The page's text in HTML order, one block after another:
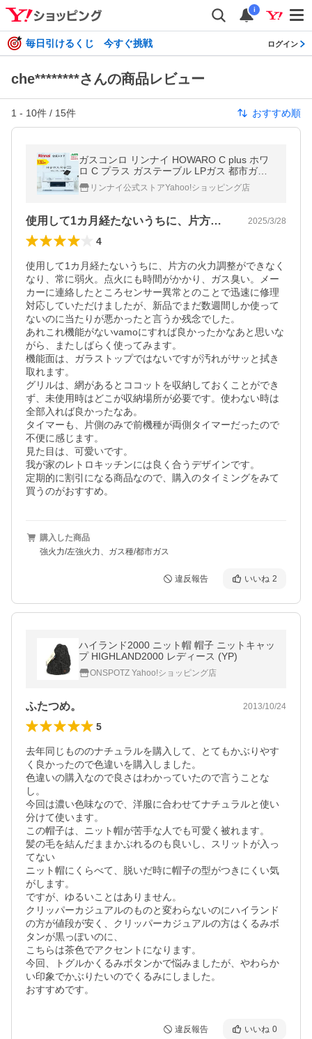
i
毎日引けるくじ 今すぐ挑戦 ログイン
che********さんの商品レビュー
1 - 10件 / 15件 おすすめ順
ガスコンロ リンナイ HOWARO C plus ホワ
ロ C プラス ガステーブル LPガス 都市ガス
プロパンガス 白いコンロ 2口 水無し両面焼
きグリル
リンナイ公式ストアYahoo!ショッピング店
使用して1カ月経たないうちに、片方の火… 2025/3/28
4
使用して1カ月経たないうちに、片方の火力調整ができなく
なり、常に弱火。点火にも時間がかかり、ガス臭い。メー
カーに連絡したところセンサー異常とのことで迅速に修理
対応していただけましたが、新品でまだ数週間しか使って
ないのに当たりが悪かったと言うか残念でした。
あれこれ機能がないvamoにすれば良かったかなあと思いな
がら、またしばらく使ってみます。
機能面は、ガラストップではないですが汚れがサッと拭き
取れます。
グリルは、網があるとココットを収納しておくことができ
ず、未使用時はどこが収納場所が必要です。使わない時は
全部入れば良かったなあ。
タイマーも、片側のみで前機種が両側タイマーだったので
不便に感じます。
見た目は、可愛いです。
我が家のレトロキッチンには良く合うデザインです。
定期的に割引になる商品なので、購入のタイミングをみて
買うのがおすすめ。
購入した商品
強火力/左強火力、ガス種/都市ガス
違反報告 いいね 2
ハイランド2000 ニット帽 帽子 ニットキャッ
プ HIGHLAND2000 レディース (YP)
ONSPOTZ Yahoo!ショッピング店
ふたつめ。 2013/10/24
5
去年同じもののナチュラルを購入して、とてもかぶりやす
く良かったので色違いを購入しました。
色違いの購入なので良さはわかっていたので言うことな
し。
今回は濃い色味なので、洋服に合わせてナチュラルと使い
分けて使います。
この帽子は、ニット帽が苦手な人でも可愛く被れます。
髪の毛を結んだままかぶれるのも良いし、スリットが入っ
てない
ニット帽にくらべて、脱いだ時に帽子の型がつきにくい気
がします。
ですが、ゆるいことはありません。
クリッパーカジュアルのものと変わらないのにハイランド
の方が値段が安く、クリッパーカジュアルの方はくるみボ
タンが黒っぽいのに、
こちらは茶色でアクセントになります。
今回、トグルかくるみボタンかで悩みましたが、やわらか
い印象でかぶりたいのでくるみにしました。
おすすめです。
違反報告 いいね 0